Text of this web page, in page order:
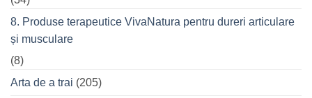
8. Produse terapeutice VivaNatura pentru dureri articulare
și musculare
(8)
Arta de a trai (205)